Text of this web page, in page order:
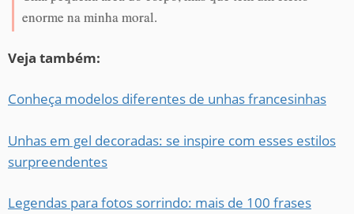
enorme na minha moral.
Veja também:
Conheça modelos diferentes de unhas francesinhas
Unhas em gel decoradas: se inspire com esses estilos
surpreendentes
Legendas para fotos sorrindo: mais de 100 frases